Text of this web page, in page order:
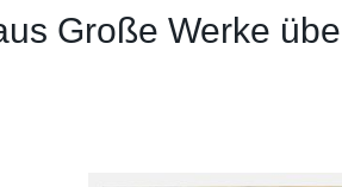
Große Werke